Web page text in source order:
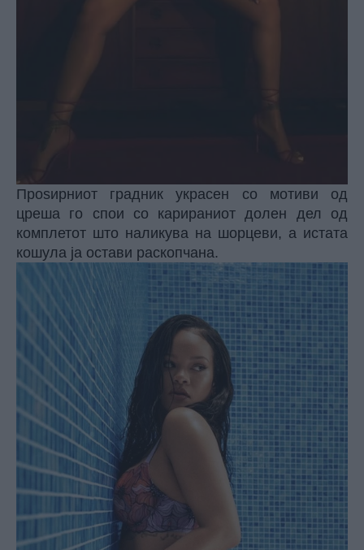
Проѕирниот градник украсен со мотиви од
цреша го спои со карираниот долен дел од
комплетот што наликува на шорцеви, а истата
кошула ја остави раскопчана.